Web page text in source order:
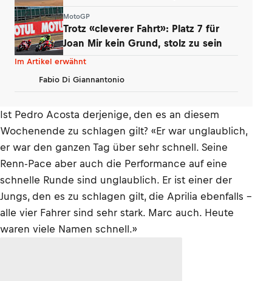
MotoGP
Trotz «cleverer Fahrt»: Platz 7 für
Joan Mir kein Grund, stolz zu sein
Im Artikel erwähnt
Fabio Di Giannantonio
Ist Pedro Acosta derjenige, den es an diesem
Wochenende zu schlagen gilt? «Er war unglaublich,
er war den ganzen Tag über sehr schnell. Seine
Renn-Pace aber auch die Performance auf eine
schnelle Runde sind unglaublich. Er ist einer der
Jungs, den es zu schlagen gilt, die Aprilia ebenfalls –
alle vier Fahrer sind sehr stark. Marc auch. Heute
waren viele Namen schnell.»